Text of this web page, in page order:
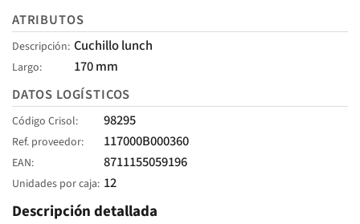
ATRIBUTOS
Descripción Cuchillo lunch
Largo
170 mm
DATOS LOGÍSTICOS
Código Crisol 98295
Ref. proveedor 117000B000360
EAN 8711155059196
Unidades por caja 12
Descripción detallada